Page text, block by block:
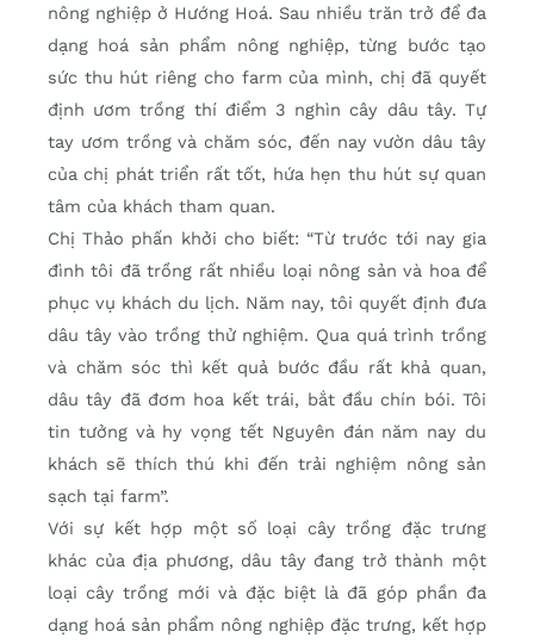
nông nghiệp ở Hướng Hoá. Sau nhiều trăn trở để đa
dạng hoá sản phẩm nông nghiệp, từng bước tạo
sức thu hút riêng cho farm của mình, chị đã quyết
định ươm trồng thí điểm 3 nghìn cây dâu tây. Tự
tay ươm trồng và chăm sóc, đến nay vườn dâu tây
của chị phát triển rất tốt, hứa hẹn thu hút sự quan
tâm của khách tham quan.
Chị Thảo phấn khởi cho biết: “Từ trước tới nay gia
đình tôi đã trồng rất nhiều loại nông sản và hoa để
phục vụ khách du lịch. Năm nay, tôi quyết định đưa
dâu tây vào trồng thử nghiệm. Qua quá trình trồng
và chăm sóc thì kết quả bước đầu rất khả quan,
dâu tây đã đơm hoa kết trái, bắt đầu chín bói. Tôi
tin tưởng và hy vọng tết Nguyên đán năm nay du
khách sẽ thích thú khi đến trải nghiệm nông sản
sạch tại farm”.
Với sự kết hợp một số loại cây trồng đặc trưng
khác của địa phương, dâu tây đang trở thành một
loại cây trồng mới và đặc biệt là đã góp phần đa
dạng hoá sản phẩm nông nghiệp đặc trưng, kết hợp